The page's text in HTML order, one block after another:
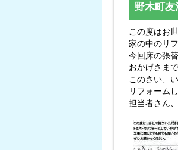
野木町
この度はお
家の中のリ
今回床の張
おかげさま
このさい、
リフォーム
担当者さん